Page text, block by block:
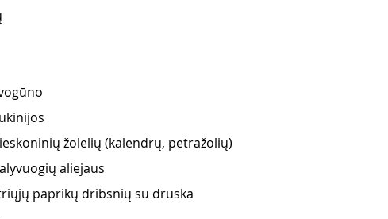
žolelių (kalendrų, petražolių)
aliejaus
paprikų dribsnių su druska